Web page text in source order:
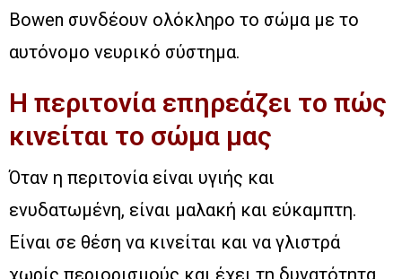
Bowen συνδέουν ολόκληρο το σώμα με το
αυτόνομο νευρικό σύστημα.
Η περιτονία επηρεάζει το πώς
κινείται το σώμα μας
Όταν η περιτονία είναι υγιής και
ενυδατωμένη, είναι μαλακή και εύκαμπτη.
Είναι σε θέση να κινείται και να γλιστρά